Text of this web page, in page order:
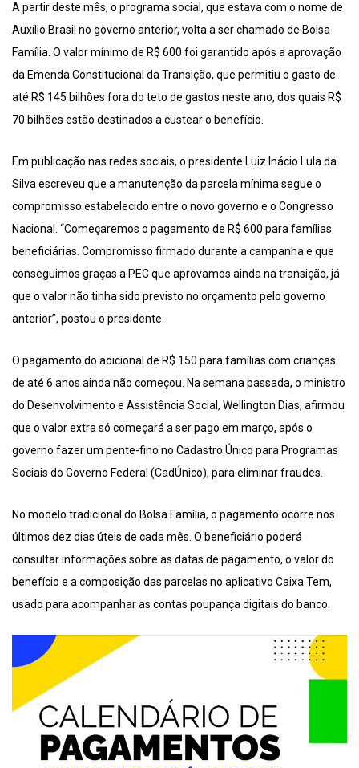
A partir deste mês, o programa social, que estava com o nome de
Auxílio Brasil no governo anterior, volta a ser chamado de Bolsa
Família. O valor mínimo de R$ 600 foi garantido após a aprovação
da Emenda Constitucional da Transição, que permitiu o gasto de
até R$ 145 bilhões fora do teto de gastos neste ano, dos quais R$
70 bilhões estão destinados a custear o benefício.
Em publicação nas redes sociais, o presidente Luiz Inácio Lula da
Silva escreveu que a manutenção da parcela mínima segue o
compromisso estabelecido entre o novo governo e o Congresso
Nacional. “Começaremos o pagamento de R$ 600 para famílias
beneficiárias. Compromisso firmado durante a campanha e que
conseguimos graças a PEC que aprovamos ainda na transição, já
que o valor não tinha sido previsto no orçamento pelo governo
anterior”, postou o presidente.
O pagamento do adicional de R$ 150 para famílias com crianças
de até 6 anos ainda não começou. Na semana passada, o ministro
do Desenvolvimento e Assistência Social, Wellington Dias, afirmou
que o valor extra só começará a ser pago em março, após o
governo fazer um pente-fino no Cadastro Único para Programas
Sociais do Governo Federal (CadÚnico), para eliminar fraudes.
No modelo tradicional do Bolsa Família, o pagamento ocorre nos
últimos dez dias úteis de cada mês. O beneficiário poderá
consultar informações sobre as datas de pagamento, o valor do
benefício e a composição das parcelas no aplicativo Caixa Tem,
usado para acompanhar as contas poupança digitais do banco.